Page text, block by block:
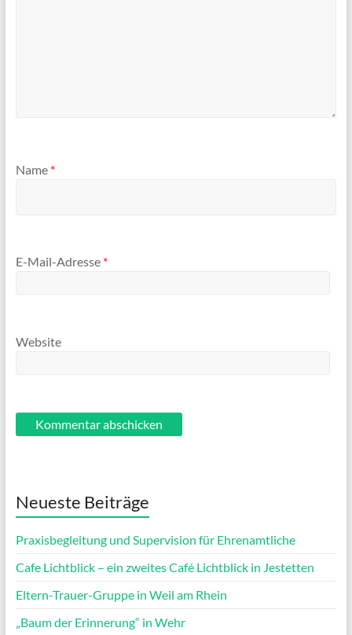
Name *
E-Mail-Adresse *
Website
Neueste Beiträge
Praxisbegleitung und Supervision für Ehrenamtliche
Cafe Lichtblick – ein zweites Café Lichtblick in Jestetten
Eltern-Trauer-Gruppe in Weil am Rhein
„Baum der Erinnerung“ in Wehr